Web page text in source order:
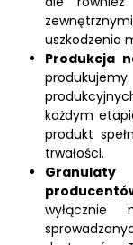
uszkodzenia
Produkcja
każdym
produkt
trwałości.
wyłącznie